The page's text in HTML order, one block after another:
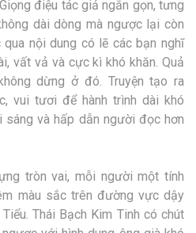
điệu tác giả ngắn gọn, tưng
dài dòng mà ngược lại còn
nội dung có lẽ các bạn nghĩ
vất vả và cực kì khó khăn. Quả
dừng ở đó. Truyện tạo ra
vui tươi để hành trình dài khó
sáng và hấp dẫn người đọc hơn
tròn vai, mỗi người một tính
màu sắc trên đường vực dậy
Thái Bạch Kim Tinh có chút